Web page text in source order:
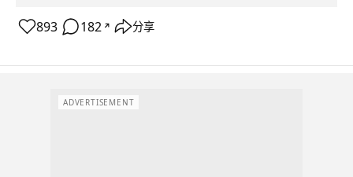
893 182 ↗ 分享
ADVERTISEMENT